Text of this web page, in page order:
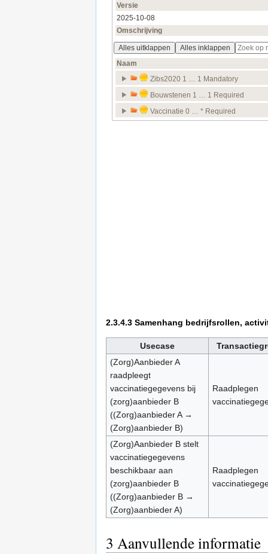
2.3.4.3 Samenhang bedrijfsrollen,
Usecase
(Zorg)Aanbieder A
raadpleegt
vaccinatiegegevens bij
(zorg)aanbieder B
((Zorg)aanbieder A →
(Zorg)aanbieder B)
Raadplegen
(Zorg)Aanbieder B stelt
vaccinatiegegevens
beschikbaar aan
(zorg)aanbieder B
((Zorg)aanbieder B →
(Zorg)aanbieder A)
Raadplegen
3 Aanvullende informatie